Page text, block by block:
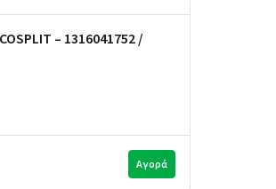
– 1316041752 /
Αγορά